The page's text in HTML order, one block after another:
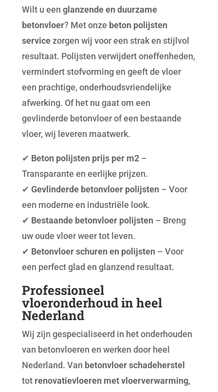
Wilt u een glanzende en duurzame
betonvloer? Met onze beton polijsten
servicezorgen wij voor een strak en stijlvol
resultaat. Polijsten verwijdert oneffenheden,
vermindert stofvorming en geeft de vloer
een prachtige, onderhoudsvriendelijke
afwerking. Of het nu gaat om een
gevlinderde betonvloer of een bestaande
vloer, wij leveren maatwerk.
✔ Beton polijsten prijs per m2–
Transparante en eerlijke prijzen.
✔ Gevlinderde betonvloer polijsten– Voor
een moderne en industriële look.
✔ Bestaande betonvloer polijsten– Breng
uw oude vloer weer tot leven.
✔ Betonvloer schuren en polijsten– Voor
een perfect glad en glanzend resultaat.
Professioneel
vloeronderhoud in heel
Nederland
Wij zijn gespecialiseerd in het onderhouden
van betonvloeren en werken door heel
Nederland. Van betonvloer schadeherstel
tot renovatievloeren met vloerverwarming,